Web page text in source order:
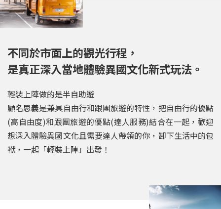
不同於市面上的觀光行程，
是真正深入當地體驗異國文化新式玩法。
輕裝上陣做的是半自助遊
顧名思義是兼具自由行和跟團旅遊的特性，把自由行的優點
(高自由度)和跟團旅遊的優點(達人服務)結合在一起，歡迎
想深入體驗異國文化且需要達人帶領的你，卸下生活中的包
袱，一起「輕裝上陣」出發！